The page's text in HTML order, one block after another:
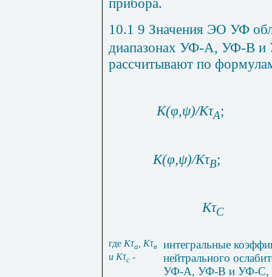
10.1 9 Значения ЭО УФ
диапазонах УФ-А, УФ-В и
рассчитывают по
K(φ,ψ)/KτA;
K(φ,ψ)/KτB;
KτC
где Kτа Кτв
и Kτc -
интегральные
нейтрального
УФ-А, УФ-В и УФ-С,